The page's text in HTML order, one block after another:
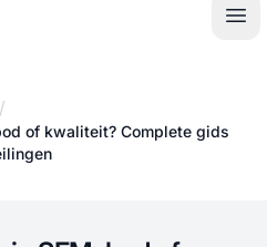
/
of kwaliteit? Complete gids